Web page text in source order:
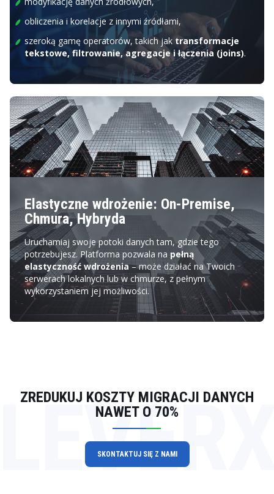
obliczenia i korelacje z innymi źródłami,
szeroką gamę operatorów, takich jak transformacje
tekstowe, filtrowanie, agregacje i łączenia (joins).
Elastyczne wdrożenie: On-Premise,
Chmura, Hybryda
Uruchamiaj swoje potoki danych tam, gdzie tego
potrzebujesz. Platforma pozwala na pełną
elastyczność wdrożenia– może działać na Twoich
serwerach lokalnych lub w chmurze, z pełnym
wykorzystaniem jej możliwości.
ZREDUKUJ KOSZTY MIGRACJI DANYCH
NAWET O 70%
SKONTAKTUJ SIĘ Z NAMI